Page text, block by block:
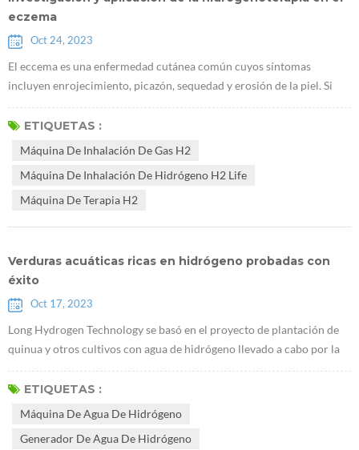
eczema
Oct 24, 2023
El eccema es una enfermedad cutánea común cuyos síntomas
incluyen enrojecimiento, picazón, sequedad y erosión de la piel. Si
bien existen muchos tratamientos para el eccema, algunas
investigaciones sugieren que la máquina de inhalación de gas H2
resumirá los infor...
ETIQUETAS :
Máquina De Inhalación De Gas H2
Máquina De Inhalación De Hidrógeno H2 Life
Máquina De Terapia H2
Verduras acuáticas ricas en hidrógeno probadas con
éxito
Oct 17, 2023
Long Hydrogen Technology se basó en el proyecto de plantación de
quinua y otros cultivos con agua de hidrógeno llevado a cabo por la
Universidad Agrícola de Jilin y Maoxi Agriculture para completar el
último análisis de datos de semillas. El análisis muestra que debido a
ETIQUETAS :
Máquina De Agua De Hidrógeno
Generador De Agua De Hidrógeno